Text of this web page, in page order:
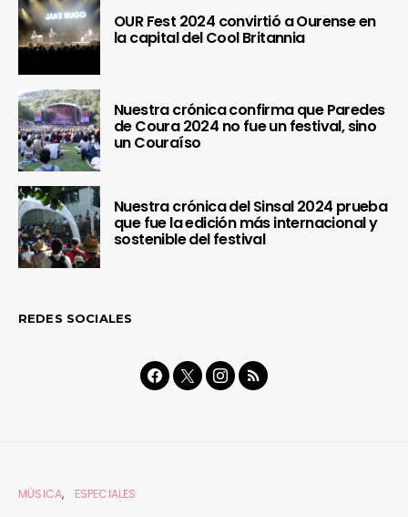
OUR Fest 2024 convirtió a Ourense en
la capital del Cool Britannia
Nuestra crónica confirma que Paredes
de Coura 2024 no fue un festival, sino
un Couraíso
Nuestra crónica del Sinsal 2024 prueba
que fue la edición más internacional y
sostenible del festival
REDES SOCIALES
MÚSICA ESPECIALES